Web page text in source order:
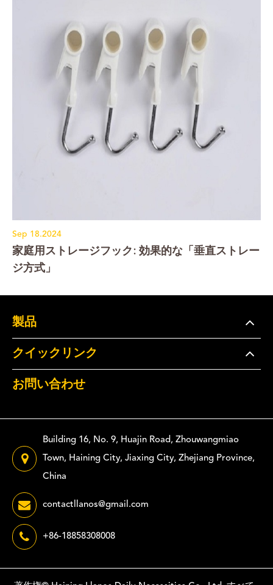
Sep 18.2024
家庭用ストレージフック: 効果的な「垂直ストレー
ジ方式」
製品
クイックリンク
お問い合わせ
Building 16, No. 9, Huajin Road, Zhouwangmiao
Town, Haining City, Jiaxing City, Zhejiang Province,
China
contactllanos@gmail.com
+86-18858308008